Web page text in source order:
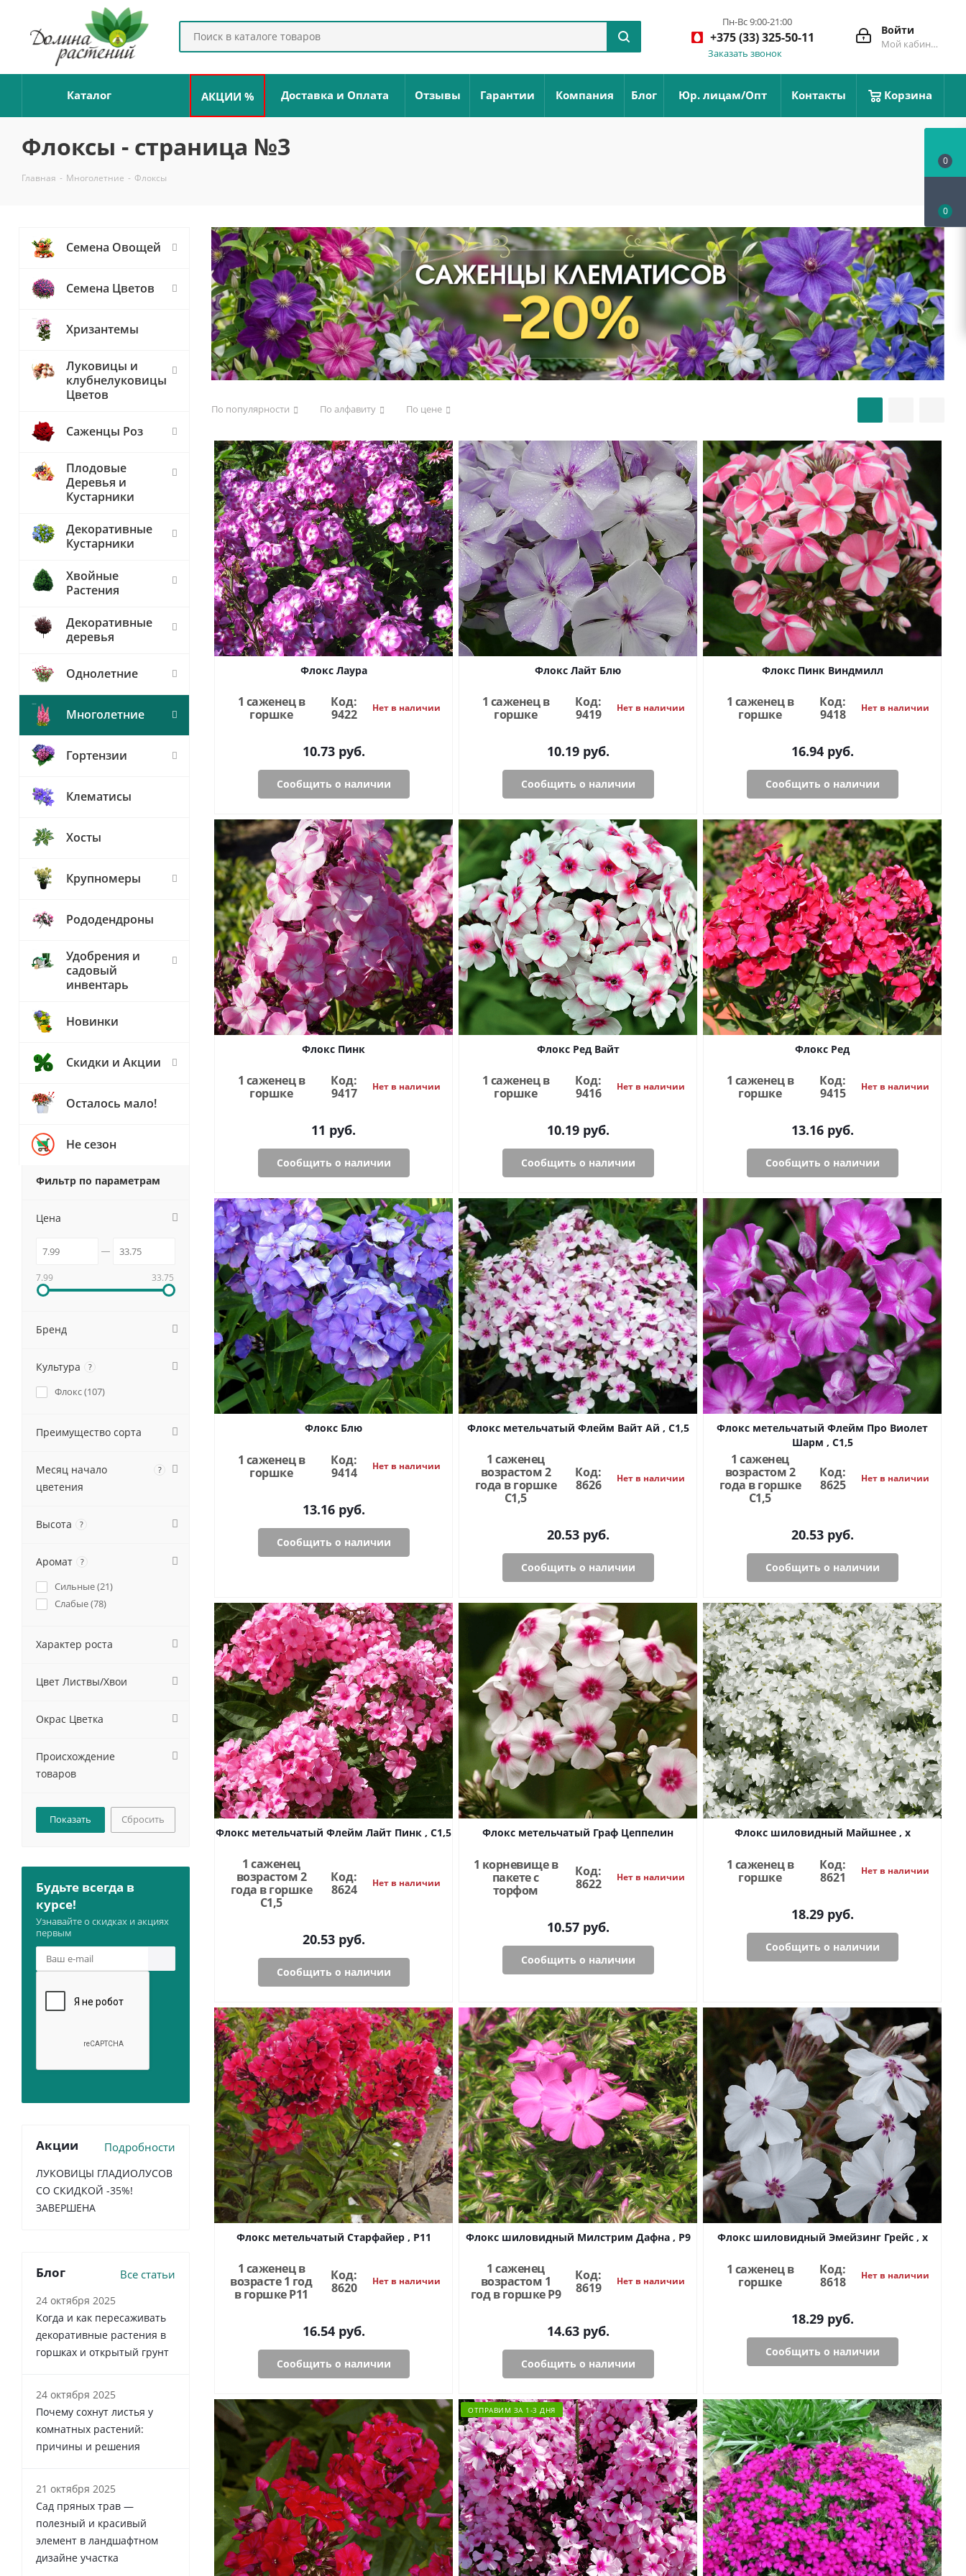
Войти
Мой кабинет
Пн-Вс 9:00-21:00
+375 (33) 325-50-11
Заказать звонок
Каталог АКЦИИ % Доставка и Оплата Отзывы Гарантии Компания Блог Юр. лицам/Опт Контакты Корзина
Флоксы - страница №3
Главная - Многолетние - Флоксы
По популярности По алфавиту По цене
Флокс Лаура
1 саженец в
горшке
Код:
9422
Нет в наличии
10.73руб.
Сообщить о наличии
Флокс Лайт Блю
1 саженец в
горшке
Код:
9419
Нет в наличии
10.19руб.
Сообщить о наличии
Флокс Пинк Виндмилл
1 саженец в
горшке
Код:
9418
Нет в наличии
16.94руб.
Сообщить о наличии
Флокс Пинк
1 саженец в
горшке
Код:
9417
Нет в наличии
11 руб.
Сообщить о наличии
Флокс Ред Вайт
1 саженец в
горшке
Код:
9416
Нет в наличии
10.19руб.
Сообщить о наличии
Флокс Ред
1 саженец в
горшке
Код:
9415
Нет в наличии
13.16руб.
Сообщить о наличии
Флокс Блю
1 саженец в
горшке
Код:
9414
Нет в наличии
13.16руб.
Сообщить о наличии
Флокс метельчатый Флейм Вайт Ай , С1,5
1 саженец
возрастом 2
года в горшке
C1,5
Код:
8626
Нет в наличии
20.53руб.
Сообщить о наличии
Флокс метельчатый Флейм Про Виолет
Шарм , С1,5
1 саженец
возрастом 2
года в горшке
C1,5
Код:
8625
Нет в наличии
20.53руб.
Сообщить о наличии
Флокс метельчатый Флейм Лайт Пинк , С1,5
1 саженец
возрастом 2
года в горшке
C1,5
Код:
8624
Нет в наличии
20.53руб.
Сообщить о наличии
Флокс метельчатый Граф Цеппелин
1 корневище в
пакете с
торфом
Код:
8622
Нет в наличии
10.57руб.
Сообщить о наличии
Флокс шиловидный Майшнее , x
1 саженец в
горшке
Код:
8621
Нет в наличии
18.29руб.
Сообщить о наличии
Флокс метельчатый Старфайер , P11
1 саженец в
возрасте 1 год
в горшке P11
Код:
8620
Нет в наличии
16.54руб.
Сообщить о наличии
Флокс шиловидный Милстрим Дафна , P9
1 саженец
возрастом 1
год в горшке P9
Код:
8619
Нет в наличии
14.63руб.
Сообщить о наличии
Флокс шиловидный Эмейзинг Грейс , x
1 саженец в
горшке
Код:
8618
Нет в наличии
18.29руб.
Сообщить о наличии
ОТПРАВИМ ЗА 1-3 ДНЯ
Семена Овощей
Семена Цветов
Хризантемы
Луковицы и
клубнелуковицы
Цветов
Саженцы Роз
Плодовые
Деревья и
Кустарники
Декоративные
Кустарники
Хвойные
Растения
Декоративные
деревья
Однолетние
Многолетние
Гортензии
Клематисы
Хосты
Крупномеры
Рододендроны
Удобрения и
садовый
инвентарь
Новинки
Скидки и Акции
Осталось мало!
Не сезон
Фильтр по параметрам
Цена
7.99 33.75
Бренд
Культура ?
Флокс (107)
Преимущество сорта
Месяц начало
цветения
?
Высота ?
Аромат ?
Сильные (21)
Слабые (78)
Характер роста
Цвет Листвы/Хвои
Окрас Цветка
Происхождение
товаров
Сбросить
Будьте всегда в
курсе!
Узнавайте о скидках и акциях
первым
Акции Подробности
ЛУКОВИЦЫ ГЛАДИОЛУСОВ
СО СКИДКОЙ -35%!
ЗАВЕРШЕНА
Блог Все статьи
24 октября 2025
Когда и как пересаживать
декоративные растения в
горшках и открытый грунт
24 октября 2025
Почему сохнут листья у
комнатных растений:
причины и решения
21 октября 2025
Сад пряных трав —
полезный и красивый
элемент в ландшафтном
дизайне участка
0
0